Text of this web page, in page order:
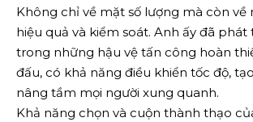
Không chỉ về mặt số lượng mà còn về
hiệu quả và kiểm soát. Anh ấy đã
trong những hậu vệ tấn công hoàn
đấu, có khả năng điều khiển tốc độ,
nâng tầm mọi người xung quanh.
Khả năng chọn và cuộn thành thạo